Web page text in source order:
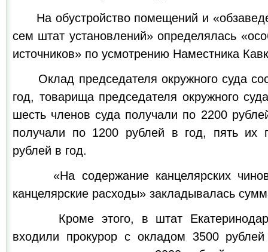
На обустройство помещений и
сем штат установлений» определялась
источников» по усмотрению Наместника
Оклад председателя окружного суда
год, товарища председателя окружного
шесть членов суда получали по 2200
получали по 1200 рублей в год, пять их
рублей в год.
«На содержание канцелярских
канцелярские расходы» закладывалась
Кроме этого, в штат
входили прокурор с окладом 3500